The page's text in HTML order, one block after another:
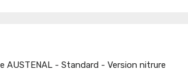
AUSTENAL - Standard - Version nitrure